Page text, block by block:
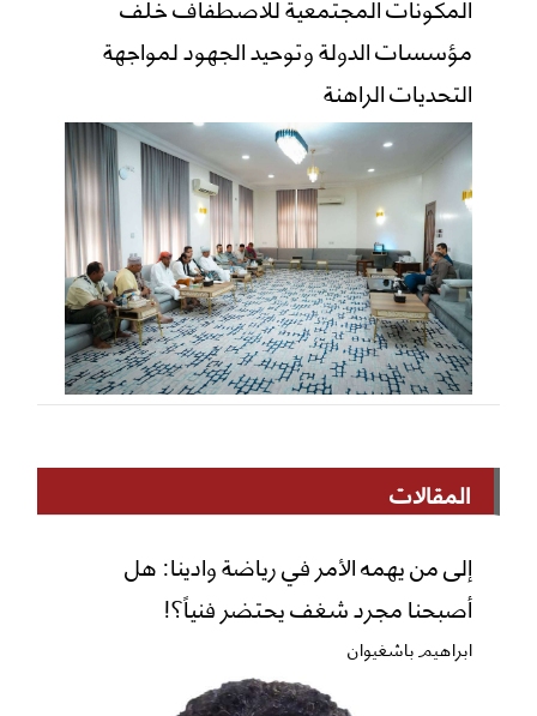
مؤسسات الدولة وتوحيد الجهود لمواجهة
التحديات الراهنة
المقالات
إلى من يهمه الأمر في رياضة وادينا: هل
أصبحنا مجرد شغف يحتضر فنياً؟!
ابراهيم باشغيوان